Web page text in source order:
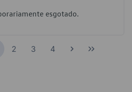
esgotado.
2 3 4